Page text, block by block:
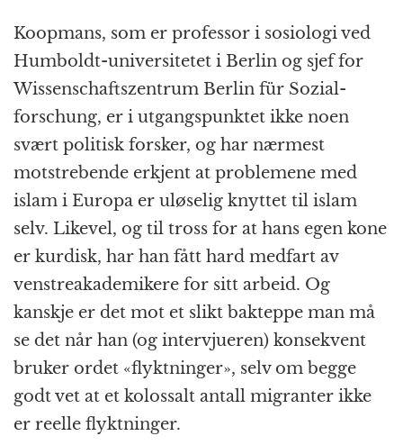
Koopmans, som er professor i sosiologi ved
Humboldt-universitetet i Berlin og sjef for
Wissen­schafts­zentrum Berlin für Sozial­
forschung, er i utgangs­punktet ikke noen
svært politisk forsker, og har nærmest
motstrebende erkjent at problemene med
islam i Europa er uløselig knyttet til islam
selv. Likevel, og til tross for at hans egen kone
er kurdisk, har han fått hard medfart av
venstre­akademikere for sitt arbeid. Og
kanskje er det mot et slikt bakteppe man må
se det når han (og intervjueren) konsekvent
bruker ordet «flyktninger», selv om begge
godt vet at et kolossalt antall migranter ikke
er reelle flyktninger.